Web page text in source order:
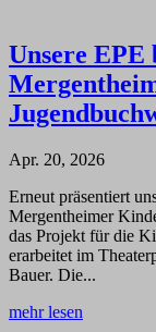
Unsere EPE
Apr. 20, 2026
Erneut präsentiert
Mergentheimer
das Projekt für die
erarbeitet im
Bauer. Die...
mehr lesen